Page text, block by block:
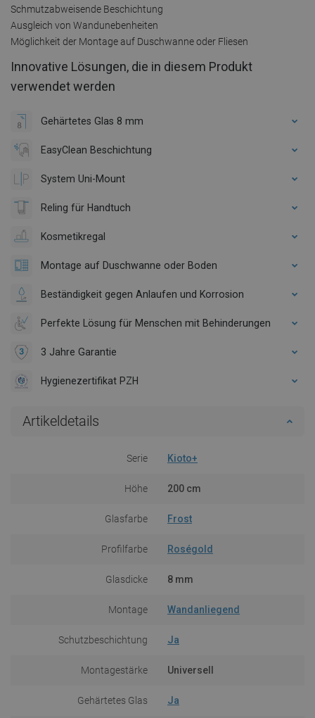
Schmutzabweisende Beschichtung
Ausgleich von Wandunebenheiten
Möglichkeit der Montage auf Duschwanne oder Fliesen
Innovative Lösungen, die in diesem Produkt
verwendet werden
Gehärtetes Glas 8 mm
EasyClean Beschichtung
System Uni-Mount
Reling für Handtuch
Kosmetikregal
Montage auf Duschwanne oder Boden
Beständigkeit gegen Anlaufen und Korrosion
Perfekte Lösung für Menschen mit Behinderungen
3 Jahre Garantie
Hygienezertifikat PZH
Artikeldetails
Serie Kioto+
Höhe 200 cm
Glasfarbe Frost
Profilfarbe Roségold
Glasdicke 8 mm
Montage Wandanliegend
Schutzbeschichtung Ja
Montagestärke Universell
Gehärtetes Glas Ja